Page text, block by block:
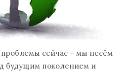
сейчас – мы несём
будущим поколением и